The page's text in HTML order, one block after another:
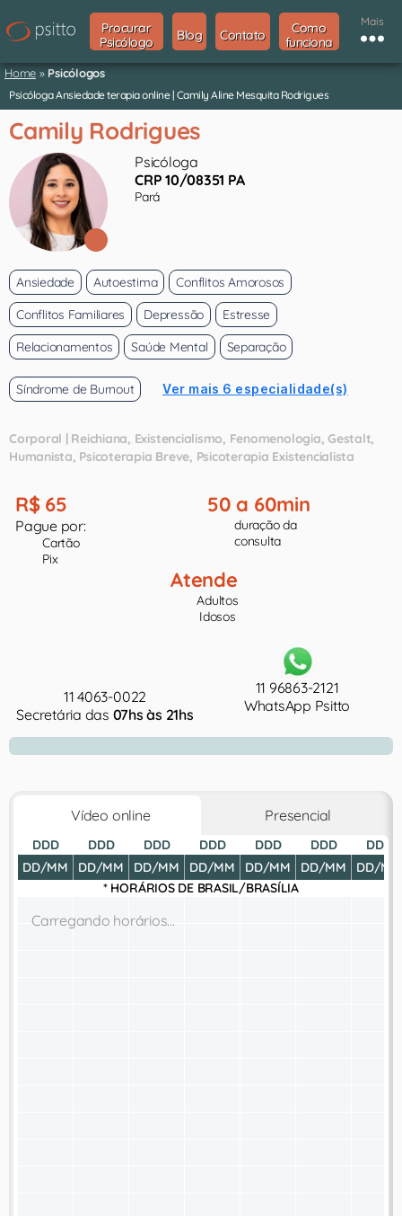
Procurar
Psicólogo
Blog Contato
Como
funciona
Mais
Home » Psicólogos
Psicóloga Ansiedade terapia online | Camily Aline Mesquita Rodrigues
Camily Rodrigues
Psicóloga
CRP 10/08351 PA
Pará
Ansiedade Autoestima
Conflitos Amorosos
Conflitos Familiares
Depressão
Estresse
Relacionamentos
Saúde Mental Separação
Síndrome de Burnout Ver mais 6 especialidade(s)
Corporal | Reichiana Existencialismo Fenomenologia Gestalt
Humanista Psicoterapia Breve Psicoterapia Existencialista
R$ 65
Pague por:
Cartão
Pix
50 a 60min
duração da
consulta
Atende
Adultos
Idosos
11 4063-0022
Secretária das 07hs às 21hs
11 96863-2121
WhatsApp Psitto
Vídeo online Presencial
DDD
DD/MM
DDD
DD/MM
DDD
DD/MM
DDD
DD/MM
DDD
DD/MM
DDD
DD/MM
DDD
DD/MM
* HORÁRIOS DE BRASIL/BRASÍLIA
Carregando horários...